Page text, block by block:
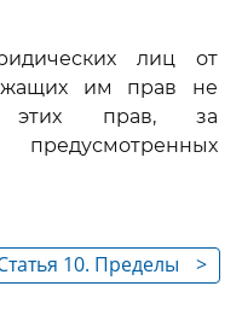
лиц от
им прав не
этих прав, за
>
10. Пределы